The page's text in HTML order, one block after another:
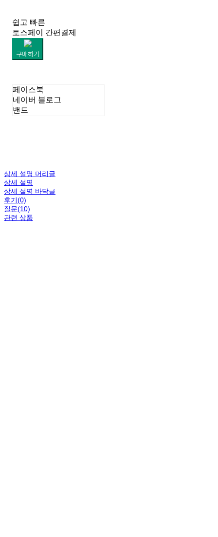
쉽고 빠른
토스페이 간편결제
구매하기
페이스북
네이버 블로그
밴드
상세 설명 머리글
상세 설명
상세 설명 바닥글
후기(0)
질문(10)
관련 상품